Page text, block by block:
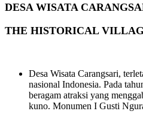
DESA WISATA
THE HISTORICAL
Desa Wisata Carangsari,
nasional Indonesia. Pada
beragam atraksi yang
kuno. Monumen I Gusti